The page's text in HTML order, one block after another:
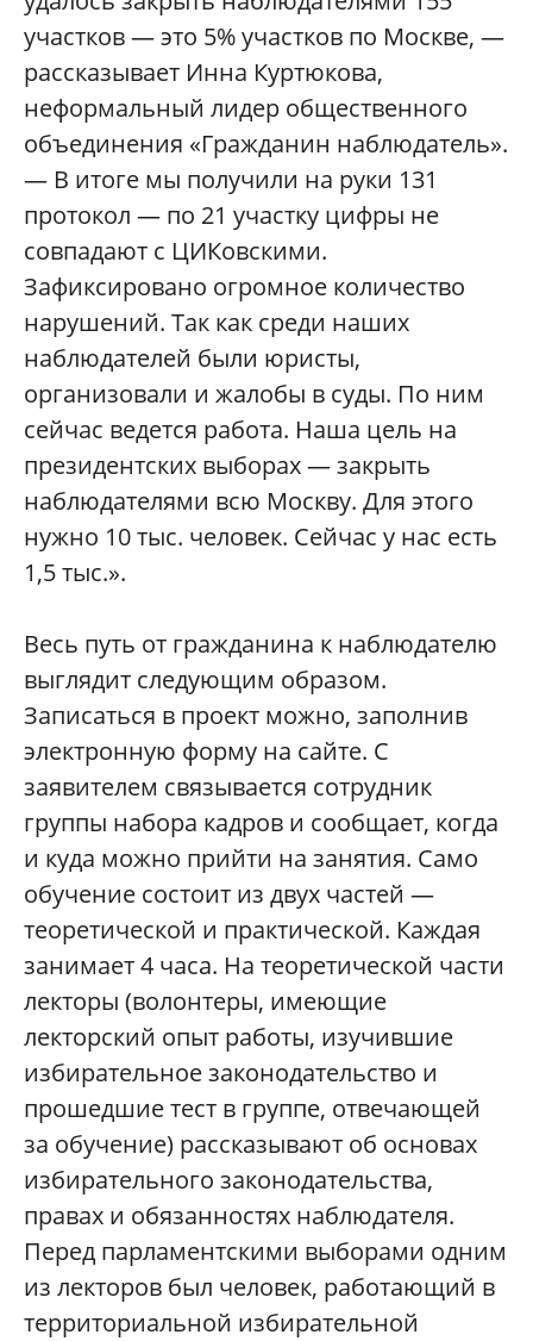
участков — это 5% участков по Москве, —
рассказывает Инна Куртюкова,
неформальный лидер общественного
объединения «Гражданин наблюдатель».
— В итоге мы получили на руки 131
протокол — по 21 участку цифры не
совпадают с ЦИКовскими.
Зафиксировано огромное количество
нарушений. Так как среди наших
наблюдателей были юристы,
организовали и жалобы в суды. По ним
сейчас ведется работа. Наша цель на
президентских выборах — закрыть
наблюдателями всю Москву. Для этого
нужно 10 тыс. человек. Сейчас у нас есть
1,5 тыс.».
Весь путь от гражданина к наблюдателю
выглядит следующим образом.
Записаться в проект можно, заполнив
электронную форму на сайте. С
заявителем связывается сотрудник
группы набора кадров и сообщает, когда
и куда можно прийти на занятия. Само
обучение состоит из двух частей —
теоретической и практической. Каждая
занимает 4 часа. На теоретической части
лекторы (волонтеры, имеющие
лекторский опыт работы, изучившие
избирательное законодательство и
прошедшие тест в группе, отвечающей
за обучение) рассказывают об основах
избирательного законодательства,
правах и обязанностях наблюдателя.
Перед парламентскими выборами одним
из лекторов был человек, работающий в
территориальной избирательной